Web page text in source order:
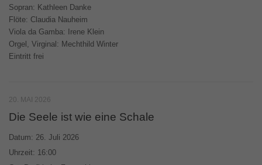
Sopran: Kathleen Danke
Flöte: Claudia Nauheim
Viola da Gamba: Irene Klein
Orgel, Virginal: Mechthild Winter
Eintritt frei
20. MAI 2026
Die Seele ist wie eine Schale
Datum: 26. Juli 2026
Uhrzeit: 16:00